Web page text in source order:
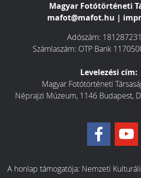
Magyar Fotótörténeti
mafot@mafot.hu |
Adószám:
Számlaszám: OTP Bank
Levelezési cím:
Magyar Fotótörténeti
Néprajzi Múzeum, 1146 Budapest,
A honlap támogatója: Nemzeti